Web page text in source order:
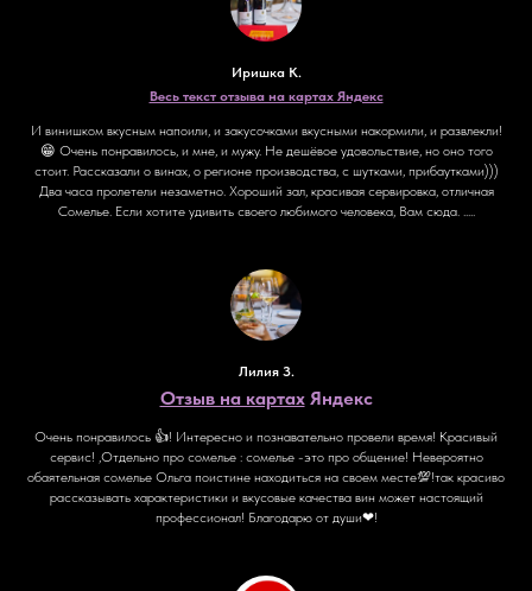
Иришка К.
Весь текст отзыва на картах Яндекс
И винишком вкусным напоили, и закусочками вкусными накормили, и развлекли!
😁 Очень понравилось, и мне, и мужу. Не дешёвое удовольствие, но оно того
стоит. Рассказали о винах, о регионе производства, с шутками, прибаутками)))
Два часа пролетели незаметно. Хороший зал, красивая сервировка, отличная
Сомелье. Если хотите удивить своего любимого человека, Вам сюда. .....
Лилия З.
Отзыв на картахЯндекс
Очень понравилось 👍! Интересно и познавательно провели время! Красивый
сервис! ,Отдельно про сомелье : сомелье -это про общение! Невероятно
обаятельная сомелье Ольга поистине находиться на своем месте💯!так красиво
рассказывать характеристики и вкусовые качества вин может настоящий
профессионал! Благодарю от души❤!